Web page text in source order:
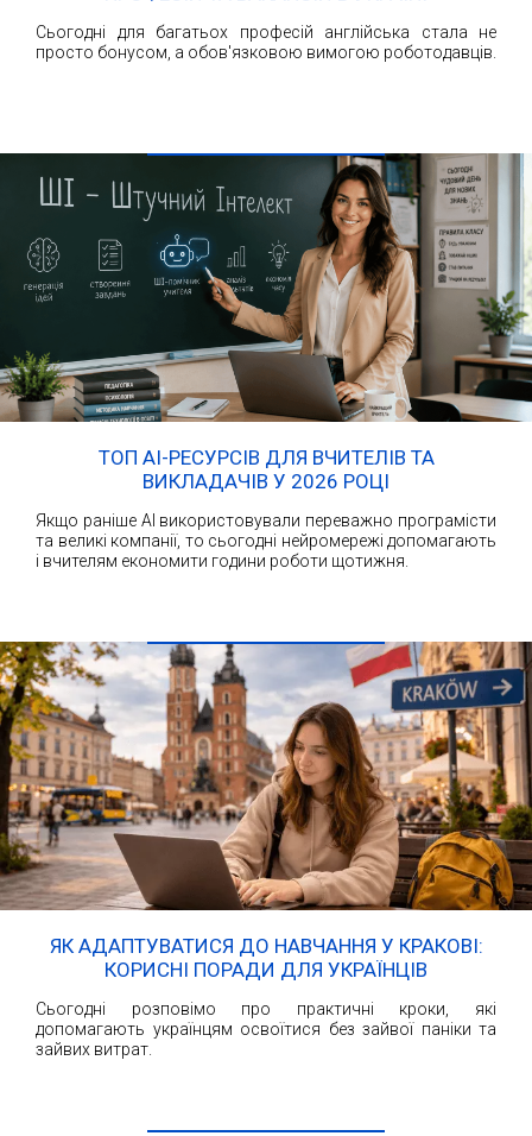
Сьогодні для багатьох професій англійська стала не
просто бонусом, а обов'язковою вимогою роботодавців.
ТОП AI-РЕСУРСІВ ДЛЯ ВЧИТЕЛІВ ТА
ВИКЛАДАЧІВ У 2026 РОЦІ
Якщо раніше AI використовували переважно програмісти
та великі компанії, то сьогодні нейромережі допомагають
і вчителям економити години роботи щотижня.
ЯК АДАПТУВАТИСЯ ДО НАВЧАННЯ У КРАКОВІ:
КОРИСНІ ПОРАДИ ДЛЯ УКРАЇНЦІВ
Сьогодні розповімо про практичні кроки, які
допомагають українцям освоїтися без зайвої паніки та
зайвих витрат.